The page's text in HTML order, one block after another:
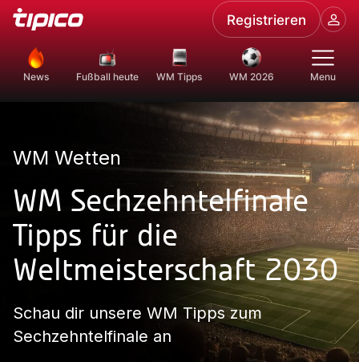
Registrieren
News Fußball heute WM Tipps WM 2026 Menu
WM Wetten
WM Sechzehntelfinale
Tipps für die
Weltmeisterschaft 2030
Schau dir unsere WM Tipps zum
Sechzehntelfinale an